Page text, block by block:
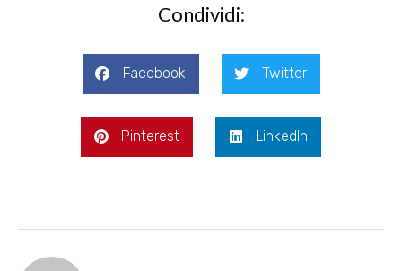
Condividi:
Facebook Twitter
Pinterest LinkedIn